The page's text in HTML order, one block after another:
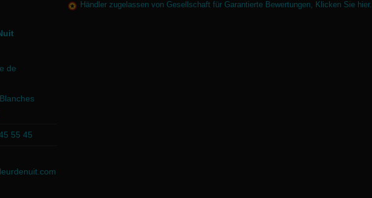
de
55 45
Händler zugelassen von Gesellschaft für Garantierte Bewertungen, Klicken Sie hier.